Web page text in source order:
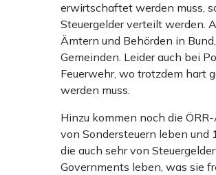
erwirtschaftet werden muss,
Steuergelder verteilt werden.
Ämtern und Behörden in
Gemeinden. Leider auch bei
Feuerwehr, wo trotzdem hart
werden muss.
Hinzu kommen noch die
von Sondersteuern leben und
die auch sehr von
Governments leben, was sie